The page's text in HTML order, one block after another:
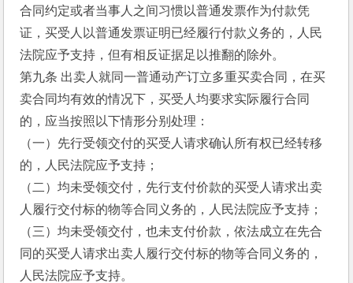
合同约定或者当事人之间习惯以普通发票作为付款凭
证，买受人以普通发票证明已经履行付款义务的，人民
法院应予支持，但有相反证据足以推翻的除外。
第九条 出卖人就同一普通动产订立多重买卖合同，在买
卖合同均有效的情况下，买受人均要求实际履行合同
的，应当按照以下情形分别处理：
（一）先行受领交付的买受人请求确认所有权已经转移
的，人民法院应予支持；
（二）均未受领交付，先行支付价款的买受人请求出卖
人履行交付标的物等合同义务的，人民法院应予支持；
（三）均未受领交付，也未支付价款，依法成立在先合
同的买受人请求出卖人履行交付标的物等合同义务的，
人民法院应予支持。